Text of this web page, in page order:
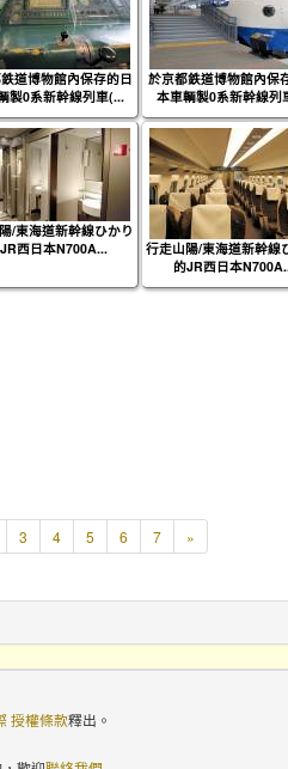
道博物館內保存的日
製0系新幹線列車(...
於京都鉄道博物館內保
本車輌製0系新幹線列
/東海道新幹線ひかり
西日本N700A...
行走山陽/東海道新幹線
的JR西日本
3 4 5 6 7 »
授權條款釋出。